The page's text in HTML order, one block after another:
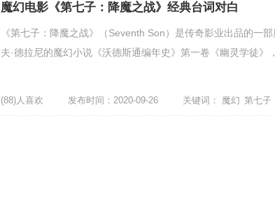
魔幻电影《第七子：降魔之战》经典台词对白
《第七子：降魔之战》（Seventh Son）是传奇影业出品的一
夫·德拉尼的魔幻小说《沃德斯通编年史》第一卷《幽灵学徒》
(88)人喜欢 发布时间：2020-09-26 关键词： 魔幻 第七子